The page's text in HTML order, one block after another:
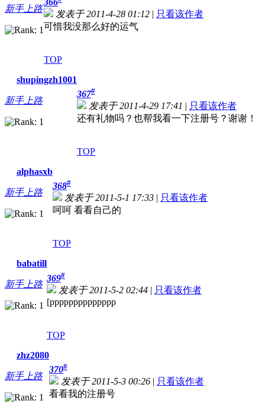
新手上路
366
发表于 2011-4-28 01:12 | 只看该作者
可惜我没那么好的运气
TOP
shupingzh1001
新手上路
367#
发表于 2011-4-29 17:41 | 只看该作者
还有礼物吗？也帮我看一下注册号？谢谢！
TOP
alphasxb
新手上路
368#
发表于 2011-5-1 17:33 | 只看该作者
呵呵 看看自己的
TOP
babatill
新手上路
369#
发表于 2011-5-2 02:44 | 只看该作者
[pppppppppppppp
TOP
zhz2080
新手上路
370#
发表于 2011-5-3 00:26 | 只看该作者
看看我的注册号